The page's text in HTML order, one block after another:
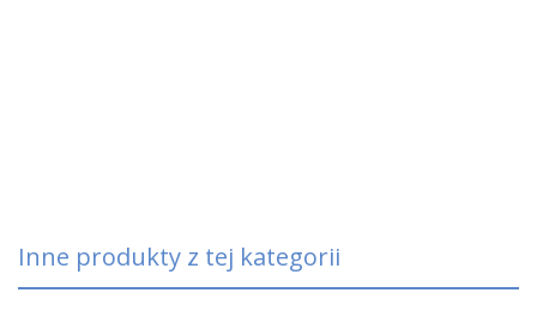
Inne produkty z tej kategorii